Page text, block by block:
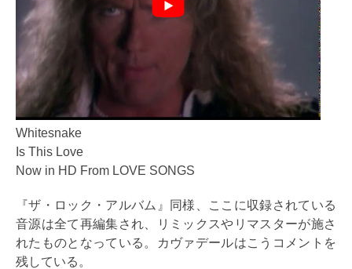
Whitesnake
Is This Love
Now in HD From LOVE SONGS
『ザ・ロック・アルバム』同様、ここに収録されている
音源は全て再編集され、リミックスやリマスターが施さ
れたものとなっている。カヴァデールはこうコメントを
残している。